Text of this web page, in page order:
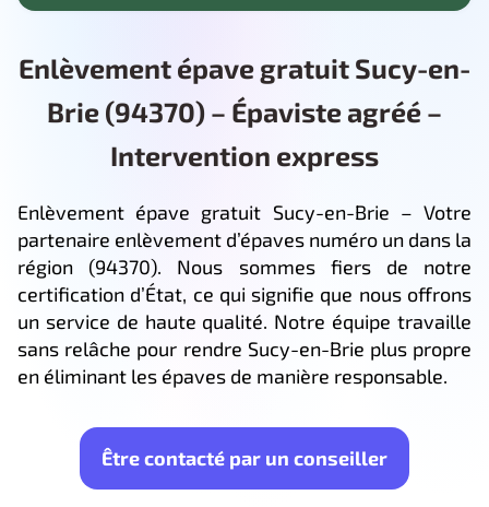
Enlèvement épave gratuit Sucy-en-
Brie (94370) – Épaviste agréé –
Intervention express
Enlèvement épave gratuit Sucy-en-Brie – Votre
partenaire enlèvement d’épaves numéro un dans la
région (94370). Nous sommes fiers de notre
certification d’État, ce qui signifie que nous offrons
un service de haute qualité. Notre équipe travaille
sans relâche pour rendre Sucy-en-Brie plus propre
en éliminant les épaves de manière responsable.
Être contacté par un conseiller